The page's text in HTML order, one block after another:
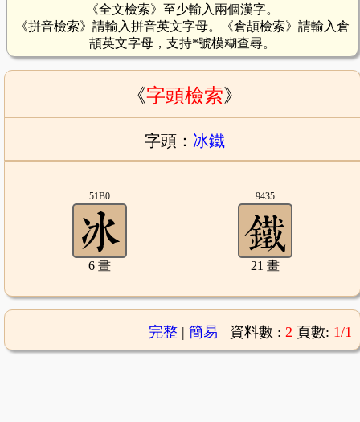
《全文檢索》至少輸入兩個漢字。
《拼音檢索》請輸入拼音英文字母。《倉頡檢索》請輸入倉
頡英文字母，支持*號模糊查尋。
《字頭檢索》
字頭： 冰鐵
51B0
6 畫
9435
21 畫
完整| 簡易 資料數 : 2 頁數: 1/1